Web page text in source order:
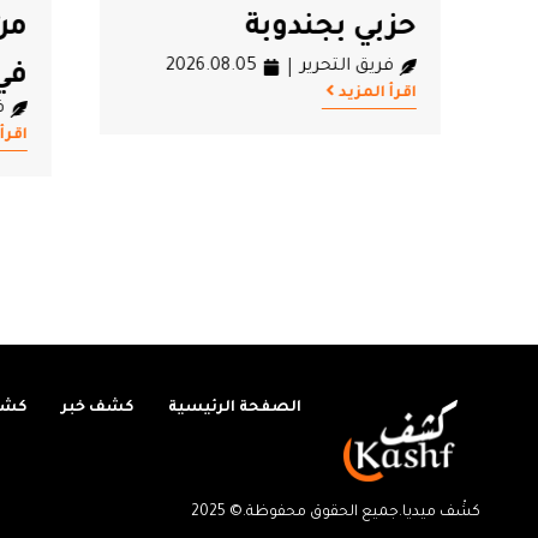
حزبي بجندوبة
فريق التحرير 2026.08.05
اقرأ المزيد
من
في
فريق
اقرأ
الصفحة الرئيسية كشف خبر
كشْف ميديا.جميع الحقوق محفوظة.© 2025